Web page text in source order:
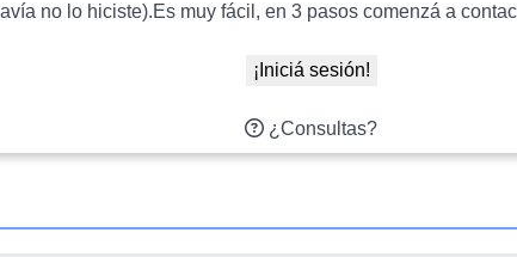
no lo hiciste).Es muy fácil, en 3 pasos comenzá a
¡Iniciá sesión!
¿Consultas?